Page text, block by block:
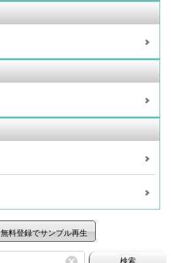
無料登録でサンプル再生
検索